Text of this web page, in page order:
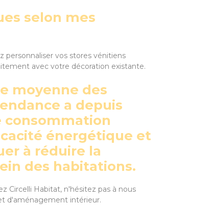
selon mes
personnaliser vos stores vénitiens
avec votre décoration existante.
moyenne des
a depuis
consommation
énergétique et
à réduire la
des habitations.
Circelli Habitat, n'hésitez pas à nous
d'aménagement intérieur.